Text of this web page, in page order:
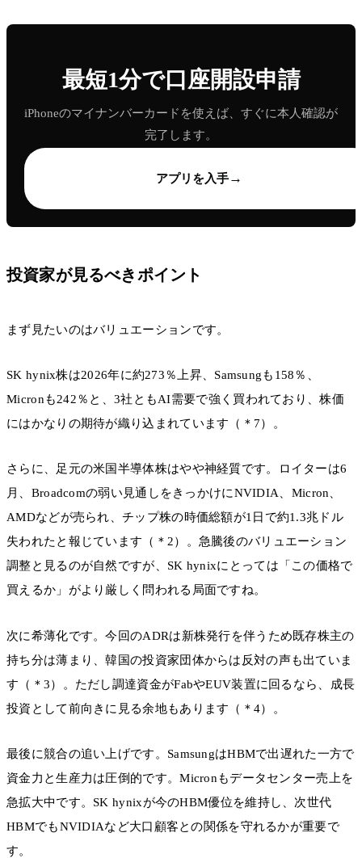
最短1分で口座開設申請
iPhoneのマイナンバーカードを使えば、すぐに本人確認が
完了します。
アプリを入手→
投資家が見るべきポイント
まず見たいのはバリュエーションです。
SK hynix株は2026年に約273％上昇、Samsungも158％、
Micronも242％と、3社ともAI需要で強く買われており、株価
にはかなりの期待が織り込まれています（＊7）。
さらに、足元の米国半導体株はやや神経質です。ロイターは6
月、Broadcomの弱い見通しをきっかけにNVIDIA、Micron、
AMDなどが売られ、チップ株の時価総額が1日で約1.3兆ドル
失われたと報じています（＊2）。急騰後のバリュエーション
調整と見るのが自然ですが、SK hynixにとっては「この価格で
買えるか」がより厳しく問われる局面ですね。
次に希薄化です。今回のADRは新株発行を伴うため既存株主の
持ち分は薄まり、韓国の投資家団体からは反対の声も出ていま
す（＊3）。ただし調達資金がFabやEUV装置に回るなら、成長
投資として前向きに見る余地もあります（＊4）。
最後に競合の追い上げです。SamsungはHBMで出遅れた一方で
資金力と生産力は圧倒的です。Micronもデータセンター売上を
急拡大中です。SK hynixが今のHBM優位を維持し、次世代
HBMでもNVIDIAなど大口顧客との関係を守れるかが重要で
す。